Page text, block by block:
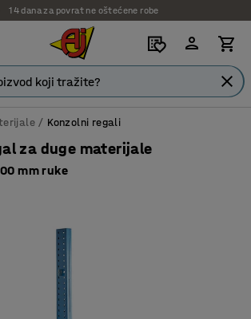
14 dana za povrat ne oštećene robe
Konzolni regali
za duge materijale
mm ruke